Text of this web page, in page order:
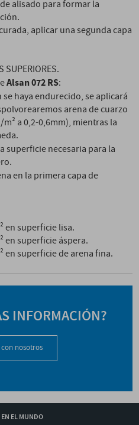
alisado para formar la
aplicar una segunda capa
SUPERIORES.
Alsan 072 RS:
haya endurecido, se aplicará
arena de cuarzo
a 0,2-0,6mm), mientras la
superficie necesaria para la
en la primera capa de
en superficie lisa.
en superficie áspera.
en superficie de arena fina.
INFORMACIÓN?
nosotros
EL MUNDO